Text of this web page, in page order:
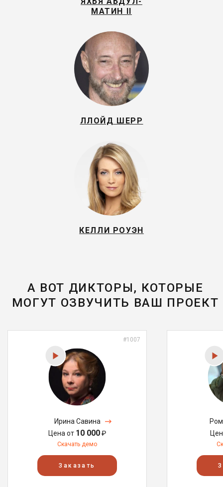
МАТИН II
ЛЛОЙД ШЕРР
КЕЛЛИ РОУЭН
А ВОТ ДИКТОРЫ, КОТОРЫЕ
МОГУТ ОЗВУЧИТЬ ВАШ ПРОЕКТ
#1007
Ирина Савина
Цена от 10 000₽
Скачать демо
Заказать